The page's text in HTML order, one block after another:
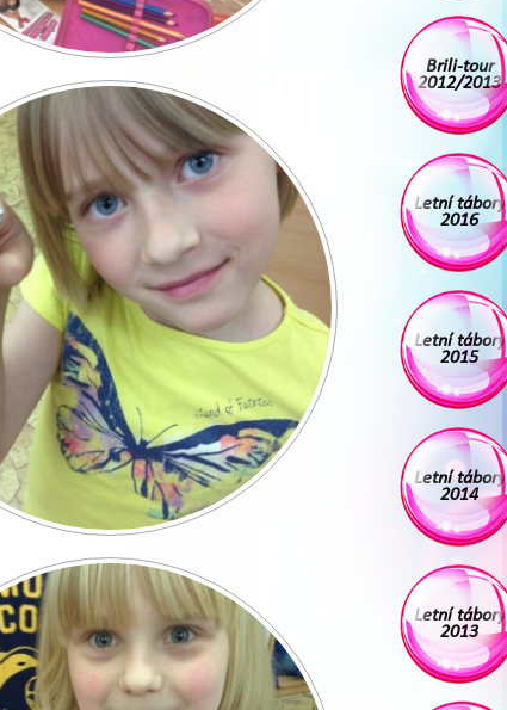
Brili-tour
2012/2013
Letní tábory
2016
Letní tábory
2015
Letní tábory
2014
Letní tábory
2013